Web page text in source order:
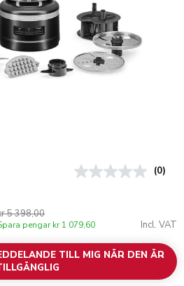
(0)
5 398,00
pengar kr 1 079,60 Incl. VAT
TILL MIG NÄR DEN ÄR